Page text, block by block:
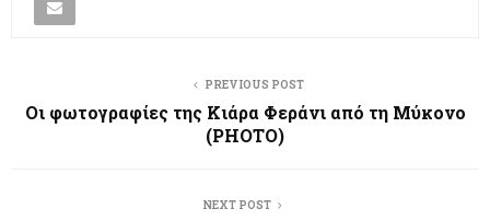
PREVIOUS POST
Οι φωτογραφίες της Κιάρα Φεράνι από τη Μύκονο
(PHOTO)
NEXT POST